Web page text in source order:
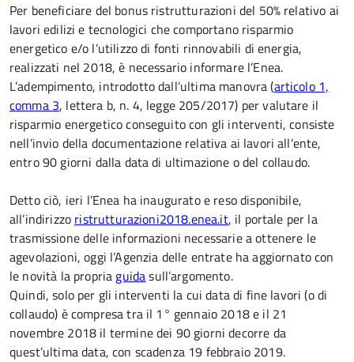
Per beneficiare del bonus ristrutturazioni del 50% relativo ai
lavori edilizi e tecnologici che comportano risparmio
energetico e/o l’utilizzo di fonti rinnovabili di energia,
realizzati nel 2018, è necessario informare l’Enea.
L’adempimento, introdotto dall’ultima manovra (articolo 1,
comma 3, lettera b, n. 4, legge 205/2017) per valutare il
risparmio energetico conseguito con gli interventi, consiste
nell’invio della documentazione relativa ai lavori all’ente,
entro 90 giorni dalla data di ultimazione o del collaudo.
Detto ciò, ieri l’Enea ha inaugurato e reso disponibile,
all’indirizzo ristrutturazioni2018.enea.it, il portale per la
trasmissione delle informazioni necessarie a ottenere le
agevolazioni, oggi l’Agenzia delle entrate ha aggiornato con
le novità la propria guidasull’argomento.
Quindi, solo per gli interventi la cui data di fine lavori (o di
collaudo) è compresa tra il 1° gennaio 2018 e il 21
novembre 2018 il termine dei 90 giorni decorre da
quest’ultima data, con scadenza 19 febbraio 2019.